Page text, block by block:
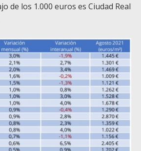
de los 1.000 euros es Ciudad Real